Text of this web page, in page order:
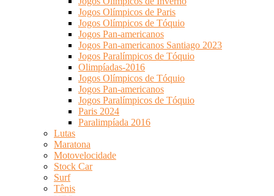
Jogos Olímpicos de Paris
Jogos Olímpicos de Tóquio
Jogos Pan-americanos
Jogos Pan-americanos Santiago 2023
Jogos Paralímpicos de Tóquio
Olimpíadas-2016
Jogos Olímpicos de Tóquio
Jogos Pan-americanos
Jogos Paralímpicos de Tóquio
Paris 2024
Paralimpíada 2016
Lutas
Maratona
Motovelocidade
Stock Car
Surf
Tênis